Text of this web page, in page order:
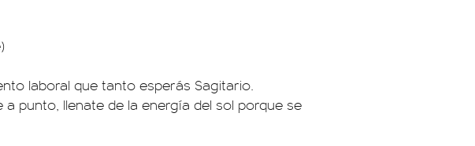
laboral que tanto esperás Sagitario.
punto, llenate de la energía del sol porque se